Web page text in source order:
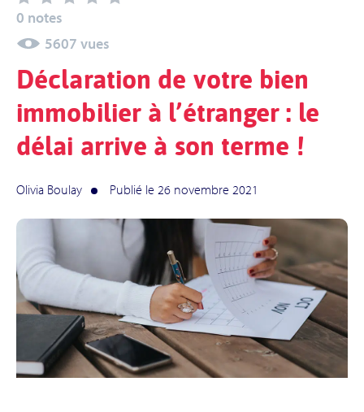
0 notes
5607 vues
Déclaration de votre bien
immobilier à l’étranger : le
délai arrive à son terme !
Olivia Boulay Publié le 26 novembre 2021